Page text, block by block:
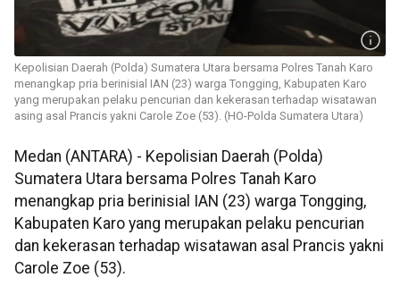
Kepolisian Daerah (Polda) Sumatera Utara bersama Polres Tanah Karo
menangkap pria berinisial IAN (23) warga Tongging, Kabupaten Karo
yang merupakan pelaku pencurian dan kekerasan terhadap wisatawan
asing asal Prancis yakni Carole Zoe (53). (HO-Polda Sumatera Utara)
Medan (ANTARA) - Kepolisian Daerah (Polda)
Sumatera Utara bersama Polres Tanah Karo
menangkap pria berinisial IAN (23) warga Tongging,
Kabupaten Karo yang merupakan pelaku pencurian
dan kekerasan terhadap wisatawan asal Prancis yakni
Carole Zoe (53).